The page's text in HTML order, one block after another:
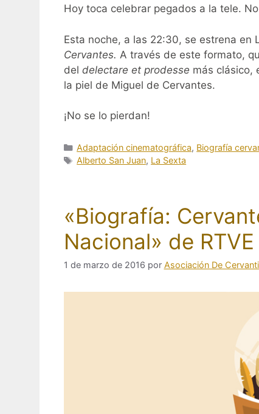
Hoy toca celebrar pegados a la tele.
Esta noche, a las 22:30, se estrena en
Cervantes. A través de este formato,
del delectare et prodesse más clásico,
la piel de Miguel de Cervantes.
¡No se lo pierdan!
Categorías
Adaptación cinematográfica, Biografía
Etiquetas
Alberto San Juan, La Sexta
«Biografía:
Nacional» de
1 de marzo de 2016 por Asociación De